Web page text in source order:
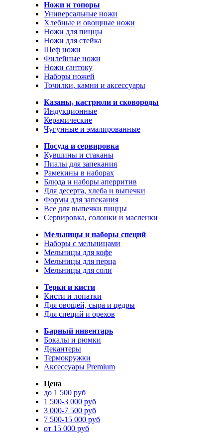
Ножи и топоры
Универсальные ножи
Хлебные и овощные ножи
Ножи для пиццы
Ножи для стейка
Шеф ножи
Филейные ножи
Ножи сантоку
Наборы ножей
Точилки, камни и аксессуары
Казаны, кастрюли и сковороды
Индукционные
Керамические
Чугунные и эмалированные
Посуда и сервировка
Кувшины и стаканы
Пиалы для запекания
Рамекины в наборах
Блюда и наборы аперритив
Для десерта, хлеба и выпечки
Формы для запекания
Все для выпечки пиццы
Сервировка, солонки и масленки
Мельницы и наборы специй
Наборы с мельницами
Мельницы для кофе
Мельницы для перца
Мельницы для соли
Терки и кисти
Кисти и лопатки
Для овощей, сыра и цедры
Для специй и орехов
Барный инвентарь
Бокалы и рюмки
Декантеры
Термокружки
Аксессуары Premium
Цена
до 1 500 руб
1 500-3 000 руб
3 000-7 500 руб
7 500-15 000 руб
от 15 000 руб